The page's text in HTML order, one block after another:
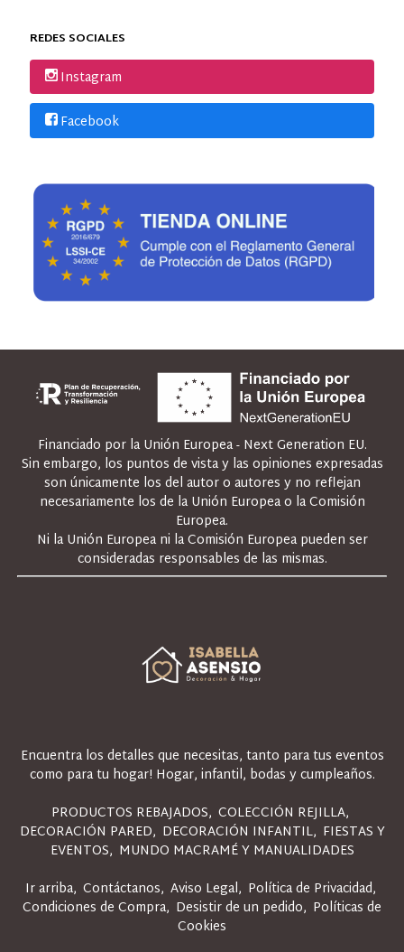
REDES SOCIALES
Instagram
Facebook
Financiado por la Unión Europea - Next Generation EU.
Sin embargo, los puntos de vista y las opiniones expresadas
son únicamente los del autor o autores y no reflejan
necesariamente los de la Unión Europea o la Comisión
Europea.
Ni la Unión Europea ni la Comisión Europea pueden ser
consideradas responsables de las mismas.
Encuentra los detalles que necesitas, tanto para tus eventos
como para tu hogar! Hogar, infantil, bodas y cumpleaños.
PRODUCTOS REBAJADOS COLECCIÓN REJILLA
DECORACIÓN PARED DECORACIÓN INFANTIL FIESTAS Y
EVENTOS MUNDO MACRAMÉ Y MANUALIDADES
Ir arriba Contáctanos Aviso Legal Política de Privacidad
Condiciones de Compra Desistir de un pedido Políticas de
Cookies